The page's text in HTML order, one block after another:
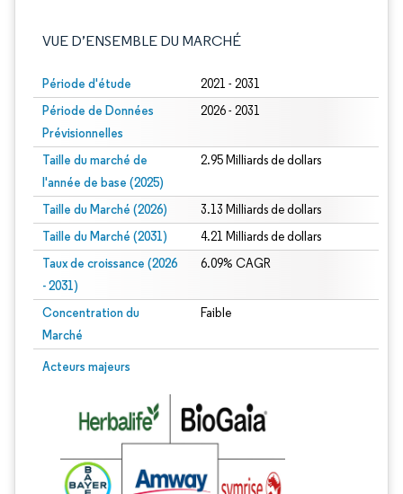
VUE D’ENSEMBLE DU MARCHÉ
Période d'étude 2021 - 2031
Période de Données
Prévisionnelles
2026 - 2031
Taille du marché de
l'année de base (2025)
2.95 Milliards de dollars
Taille du Marché (2026) 3.13 Milliards de dollars
Taille du Marché (2031) 4.21 Milliards de dollars
Taux de croissance (2026
- 2031)
6.09% CAGR
Concentration du
Marché
Faible
Acteurs majeurs
Image © Mordor Intelligence. La réutilisation nécessite une attribution sous CC